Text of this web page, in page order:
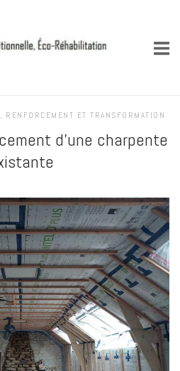
, RENFORCEMENT ET TRANSFORMATION
d’une charpente